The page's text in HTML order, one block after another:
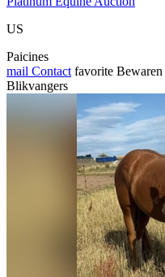
US
Paicines
mail Contact favorite Bewaren
Blikvangers